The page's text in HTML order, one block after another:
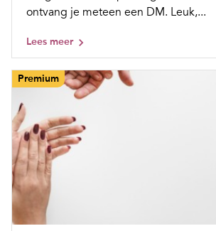
ontvang je meteen een DM. Leuk,...
Lees meer
Premium